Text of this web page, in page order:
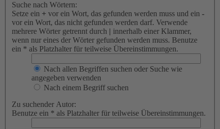
Suche nach Wörtern:
Setze ein + vor ein Wort, das gefunden werden muss und ein -
vor ein Wort, das nicht gefunden werden darf. Verwende
mehrere Wörter getrennt durch | innerhalb einer Klammer,
wenn nur eines der Wörter gefunden werden muss. Benutze
ein * als Platzhalter für teilweise Übereinstimmungen.
Nach allen Begriffen suchen oder Suche wie
angegeben verwenden
Nach einem Begriff suchen
Zu suchender Autor:
Benutze ein * als Platzhalter für teilweise Übereinstimmungen.